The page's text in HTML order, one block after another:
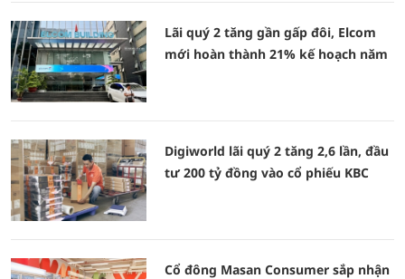
Lãi quý 2 tăng gần gấp đôi, Elcom
mới hoàn thành 21% kế hoạch năm
Digiworld lãi quý 2 tăng 2,6 lần, đầu
tư 200 tỷ đồng vào cổ phiếu KBC
Cổ đông Masan Consumer sắp nhận